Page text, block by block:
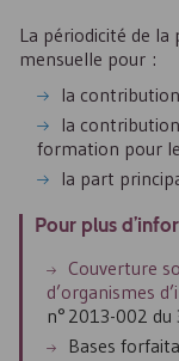
La périodicité de la
mensuelle pour :
la
la
formation pour
la part
Pour plus
Couverture
d’organismes
n° 2013-002
Bases